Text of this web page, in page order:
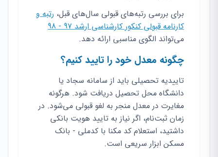
برای بررسی رتبه‌های قبولی سال‌های قبل، رتبه و
کارنامه قبولی کنکور کارشناسی ارشد 97 - 98
می‌تواند الگوی مناسبی ارائه دهد.
چگونه معدل خود را تایید کنیم؟
تاییدیه تحصیلی باید از سامانه سجاد یا
دانشگاه محل تحصیل دریافت شود. هرگونه
مغایرت در معدل منجر به لغو قبولی می‌شود. در
زمان ثبت‌نام، اگر نیاز به تایید هویت بانکی
داشتید، استعلام کد مکنا با کدملی - بانک
مسکن ابزار سریعی است.